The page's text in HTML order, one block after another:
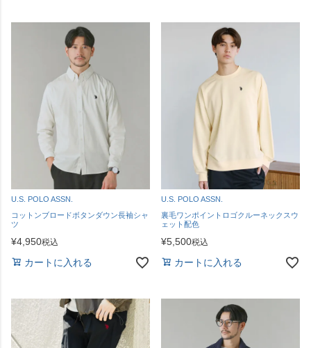
U.S. POLO ASSN.
コットンブロードボタンダウン長袖シャ
ツ
¥4,950税込
カートに入れる
U.S. POLO ASSN.
裏毛ワンポイントロゴクルーネックスウ
ェット配色
¥5,500税込
カートに入れる